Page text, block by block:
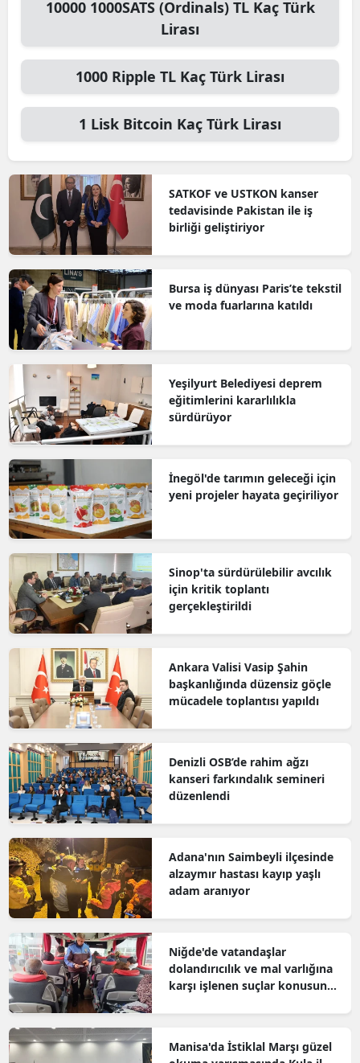
10000 1000SATS (Ordinals) TLKaç Türk
Lirası
1000 Ripple TL Kaç Türk Lirası
1 Lisk Bitcoin Kaç Türk Lirası
SATKOF ve USTKON kanser
tedavisinde Pakistan ile iş
birliği geliştiriyor
Bursa iş dünyası Paris’te tekstil
ve moda fuarlarına katıldı
Yeşilyurt Belediyesi deprem
eğitimlerini kararlılıkla
sürdürüyor
İnegöl'de tarımın geleceği için
yeni projeler hayata geçiriliyor
Sinop'ta sürdürülebilir avcılık
için kritik toplantı
gerçekleştirildi
Ankara Valisi Vasip Şahin
başkanlığında düzensiz göçle
mücadele toplantısı yapıldı
Denizli OSB’de rahim ağzı
kanseri farkındalık semineri
düzenlendi
Adana'nın Saimbeyli ilçesinde
alzaymır hastası kayıp yaşlı
adam aranıyor
Niğde'de vatandaşlar
dolandırıcılık ve mal varlığına
karşı işlenen suçlar konusunda
Manisa'da İstiklal Marşı güzel